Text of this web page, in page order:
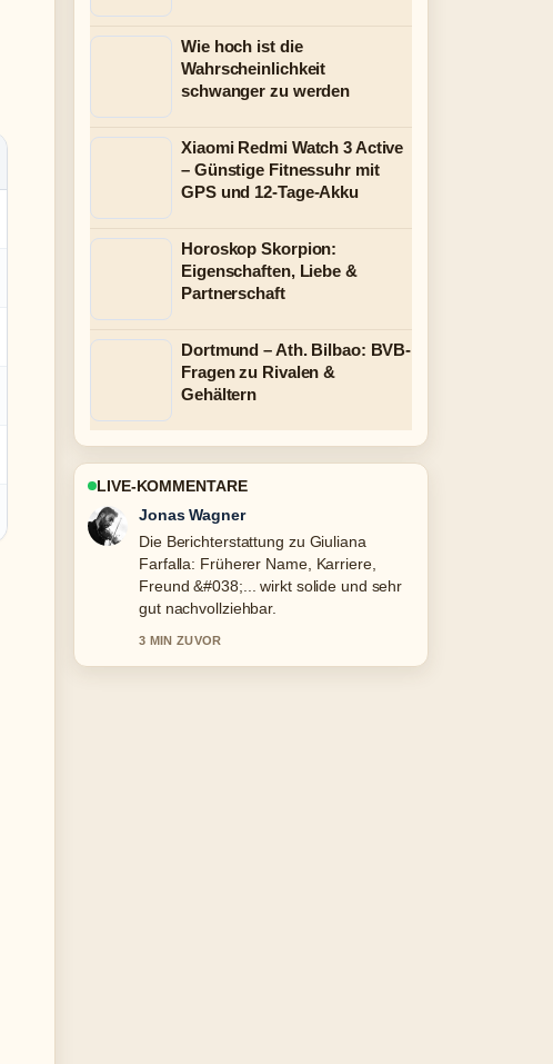
Wie hoch ist die
Wahrscheinlichkeit
schwanger zu werden
Xiaomi Redmi Watch 3 Active
– Günstige Fitnessuhr mit
GPS und 12-Tage-Akku
Horoskop Skorpion:
Eigenschaften, Liebe &
Partnerschaft
Dortmund – Ath. Bilbao: BVB-
Fragen zu Rivalen &
Gehältern
LIVE-KOMMENTARE
Lena Schmidt
Gute Verifikationsarbeit zu Thorsten
Frei: Biografie, Familie und politische
Karriere. Mehr Medien sollten so
schreiben.
5 MIN ZUVOR